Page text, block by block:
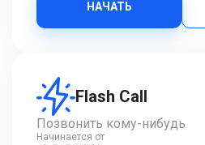
НАЧАТЬ
Flash Call
Позвонить кому-нибудь
Начинается от